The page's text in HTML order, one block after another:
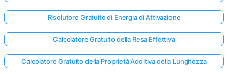
Risolutore Gratuito di Energia di Attivazione
Calcolatore Gratuito della Resa Effettiva
Calcolatore Gratuito della Proprietà Additiva della Lunghezza